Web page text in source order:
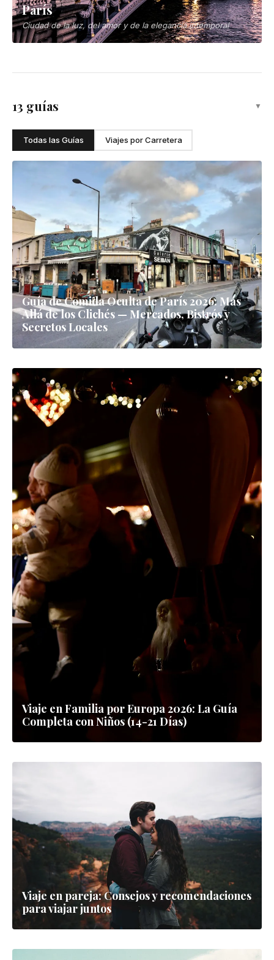
París
Ciudad de la luz, del amor y de la elegancia intemporal
13 guías ▼
Todas las Guías Viajes por Carretera
Guía de Comida Oculta de París 2026: Más
Allá de los Clichés — Mercados, Bistrós y
Secretos Locales
Viaje en Familia por Europa 2026: La Guía
Completa con Niños (14-21 Días)
Viaje en pareja: Consejos y recomendaciones
para viajar juntos